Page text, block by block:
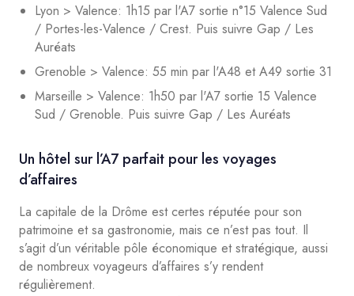
Lyon > Valence: 1h15 par l'A7 sortie n°15 Valence Sud
/ Portes-les-Valence / Crest. Puis suivre Gap / Les
Auréats
Grenoble > Valence: 55 min par l'A48 et A49 sortie 31
Marseille > Valence: 1h50 par l'A7 sortie 15 Valence
Sud / Grenoble. Puis suivre Gap / Les Auréats
Un hôtel sur l’A7 parfait pour les voyages
d’affaires
La capitale de la Drôme est certes réputée pour son
patrimoine et sa gastronomie, mais ce n’est pas tout. Il
s’agit d’un véritable pôle économique et stratégique, aussi
de nombreux voyageurs d’affaires s’y rendent
régulièrement.